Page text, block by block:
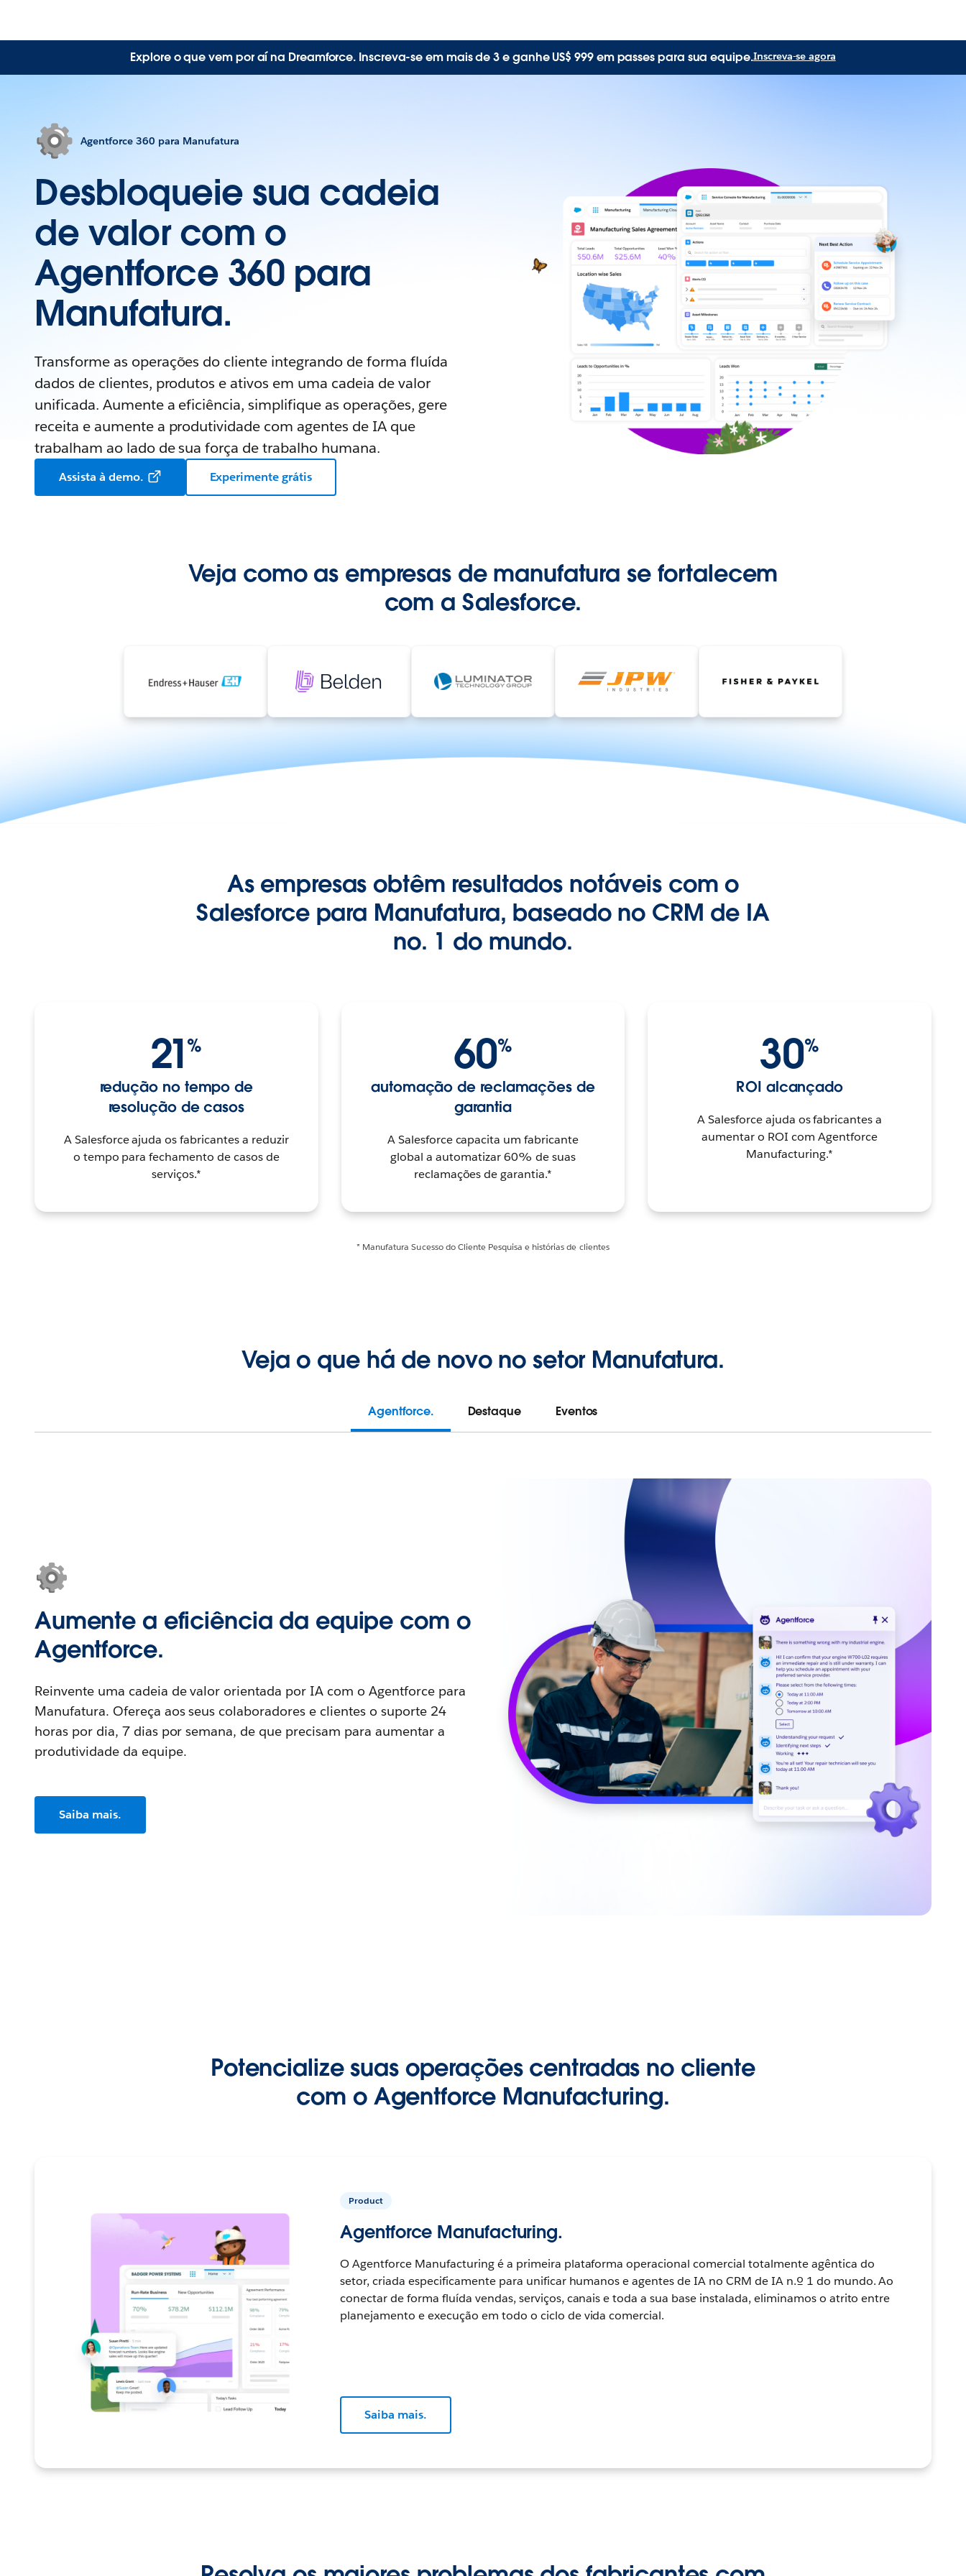
Explore o que vem por aí na Dreamforce. Inscreva-se em mais de 3 e ganhe US$ 999 em passes para sua equipe.Inscreva-se agora
Agentforce 360 para Manufatura
Desbloqueie sua cadeia
de valor com o
Agentforce 360 para
Manufatura.
Transforme as operações do cliente integrando de forma fluída
dados de clientes, produtos e ativos em uma cadeia de valor
unificada. Aumente a eficiência, simplifique as operações, gere
receita e aumente a produtividade com agentes de IA que
trabalham ao lado de sua força de trabalho humana.
Assista à demo. Experimente grátis
Veja como as empresas de manufatura se fortalecem
com a Salesforce.
As empresas obtêm resultados notáveis com o
Salesforce para Manufatura, baseado no CRM de IA
no. 1 do mundo.
21%
redução no tempo de
resolução de casos
A Salesforce ajuda os fabricantes a reduzir
o tempo para fechamento de casos de
serviços.*
60%
automação de reclamações de
garantia
A Salesforce capacita um fabricante
global a automatizar 60% de suas
reclamações de garantia.*
30%
ROI alcançado
A Salesforce ajuda os fabricantes a
aumentar o ROI com Agentforce
Manufacturing.*
* Manufatura Sucesso do Cliente Pesquisa e histórias de clientes
Veja o que há de novo no setor Manufatura.
Agentforce. Destaque Eventos
Aumente a eficiência da equipe com o
Agentforce.
Reinvente uma cadeia de valor orientada por IA com o Agentforce para
Manufatura. Ofereça aos seus colaboradores e clientes o suporte 24
horas por dia, 7 dias por semana, de que precisam para aumentar a
produtividade da equipe.
Saiba mais.
Potencialize suas operações centradas no cliente
com o Agentforce Manufacturing.
Product
Agentforce Manufacturing.
O Agentforce Manufacturing é a primeira plataforma operacional comercial totalmente agêntica do
setor, criada especificamente para unificar humanos e agentes de IA no CRM de IA n.º 1 do mundo. Ao
conectar de forma fluída vendas, serviços, canais e toda a sua base instalada, eliminamos o atrito entre
planejamento e execução em todo o ciclo de vida comercial.
Saiba mais.